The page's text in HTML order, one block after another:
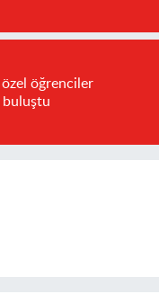
öğrenciler
buluştu